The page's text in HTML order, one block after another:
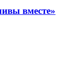
вместе»